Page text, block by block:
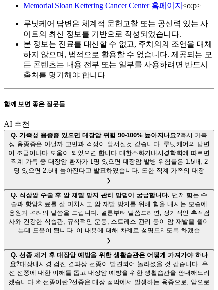
Memorial Sloan Kettering Cancer Center 홈페이지 <o:p>
루닛케어 답변은 체계적 문헌고찰 또는 공신력 있는 사
이트의 최신 정보를 기반으로 작성되었습니다.
본 정보는 진료를 대신할 수 없고, 주치의의 조언을 대체
하지 않으며, 법적으로 활용할 수 없습니다. 제공되는 모
든 콘텐츠는 내용 전부 또는 일부를 사용하려면 반드시
출처를 명기해야 합니다.
함께 보면 좋은 질문들
AI 추천
Q. 가족성 용종증 있으면 대장암 위험 90-100% 높아지나요?혹시 가족
성 용종증은 아닐까 고민과 걱정이 앞서실것 같습니다. 루닛케어의 답변
이 조금이나마 도움이 되었으면 합니다.대한소화기내시경학회에 따르면
직계 가족 중 대장암 환자가 1명 있으면 대장암 발병 위험률은 1.5배, 2
명 있으면 2.5배 높아진다고 발표하였습니다. 또한 직계 가족의 대장
Q. 직장암 수술 후 암 재발 방지 관리 방법이 궁금합니다. 먼저 힘든 수
술과 항암치료를 잘 마치시고 암 재발 방지를 위해 힘을 내시는 모습에
응원과 격려의 말씀을 드립니다. 결론부터 말씀드리면, 정기적인 추적검
사와 건강한 식습관, 규칙적인 운동, 스트레스 관리 등이 암 재발을 줄이
는데 도움이 됩니다. 이 내용에 대해 차례로 설명드리도록 하겠습
Q. 선종 제거 후 대장암 예방을 위한 생활습관은 어떻게 가져가야 하나
요?대장내시경 검진 결과상 선종이 발견되어 놀라셨을 것 같습니다. 우
선 선종에 대한 이해를 돕고 대장암 예방을 위한 생활습관을 안내해드리
겠습니다.✳️ 선종이란?선종은 대장 점막에서 발생하는 용종으로, 암으로